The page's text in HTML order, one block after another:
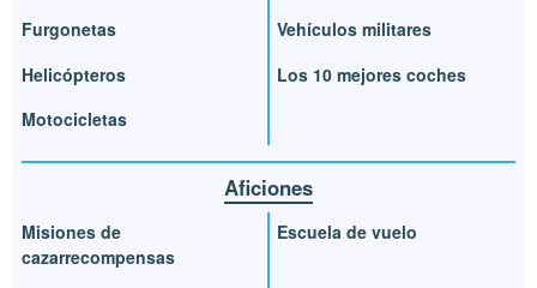
Furgonetas
Helicópteros
Motocicletas
Vehículos militares
Los 10 mejores coches
Aficiones
Misiones de
cazarrecompensas
Escuela de vuelo